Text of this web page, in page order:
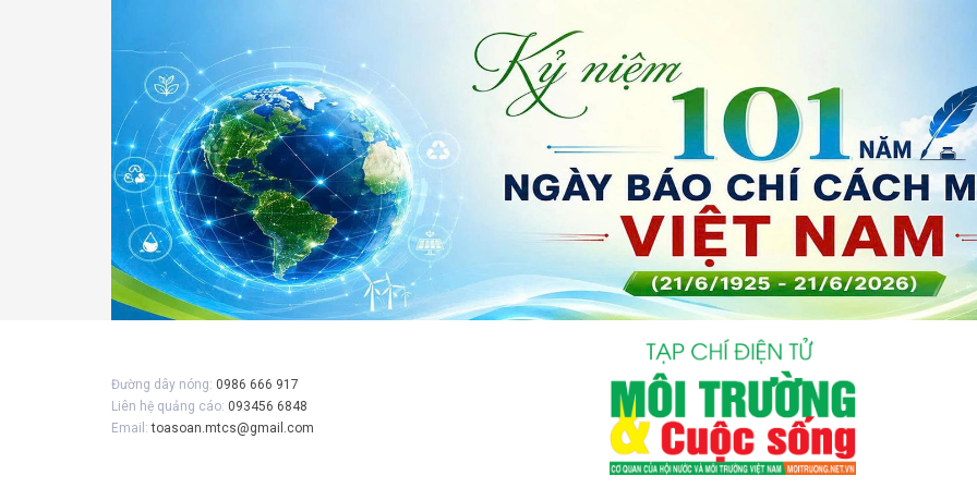
Đường dây nóng: 0986 666 917
Liên hệ quảng cáo: 093456 6848
Email:toasoan.mtcs@gmail.com
Gửi bình luận